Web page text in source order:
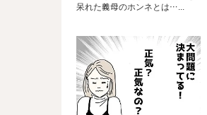
呆れた義母のホンネとは…...